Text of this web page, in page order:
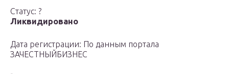
Статус: ?
Ликвидировано
Дата регистрации: По данным портала
ЗАЧЕСТНЫЙБИЗНЕС